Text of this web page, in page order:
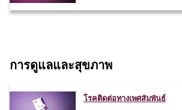
การดูแลและสุขภาพ
โรคติดต่อทางเพศสัมพันธ์